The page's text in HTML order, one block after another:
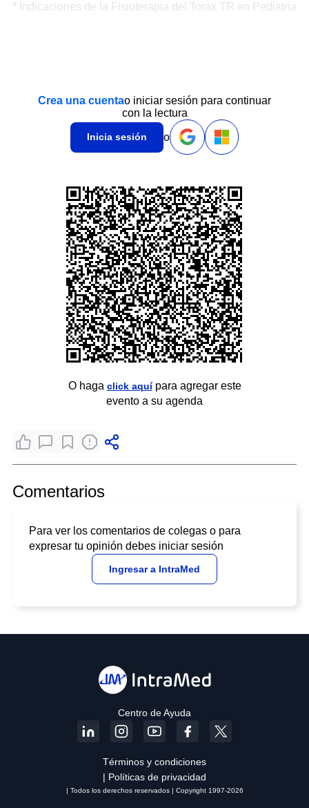
* Indicaciones de la Fisioterapia del Torax TR en Pediatria
Crea una cuentao iniciar sesión para continuar
con la lectura
Inicia sesión o
O haga click aquípara agregar este
evento a su agenda
Comentarios
Para ver los comentarios de colegas o para
expresar tu opinión debes iniciar sesión
Ingresar a IntraMed
Centro de Ayuda
Términos y condiciones
| Políticas de privacidad
| Todos los derechos reservados | Copyright 1997-2026